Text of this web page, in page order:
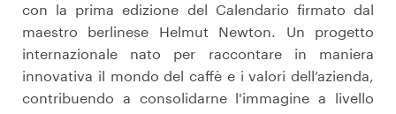
con la prima edizione del Calendario firmato dal
maestro berlinese Helmut Newton. Un progetto
internazionale nato per raccontare in maniera
innovativa il mondo del caffè e i valori dell’azienda,
contribuendo a consolidarne l'immagine a livello